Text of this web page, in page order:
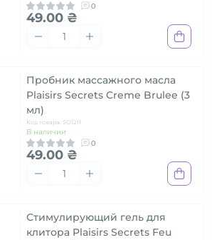
0
49.00 ₴
Пробник массажного масла
Plaisirs Secrets Creme Brulee (3
мл)
Код товара: SO1211
В наличии
0
49.00 ₴
Стимулирующий гель для
клитора Plaisirs Secrets Feu